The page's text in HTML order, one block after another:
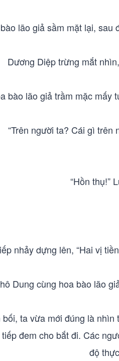
lão giả sầm mặt lại,
Dương Diệp trừng mắt
bào lão giả trầm mặc mấy
“Trên người ta? Cái gì trên
“Hồn thụ!”
nhảy dựng lên, “Hai vị
Dung cùng hoa bào lão
bối, ta vừa mới đúng là
đem cho bắt đi. Các
độ